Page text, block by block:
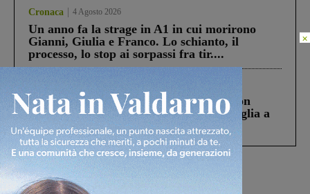
Cronaca 4 Agosto 2026
Un anno fa la strage in A1 in cui morirono
Gianni, Giulia e Franco. Lo schianto, il
processo, lo stop ai sorpassi fra tir....
Cronaca
Scomparso da una struttura di Castiglion
Fiorentino l’uomo che aveva ucciso la figlia a
Levane nel 2020
×